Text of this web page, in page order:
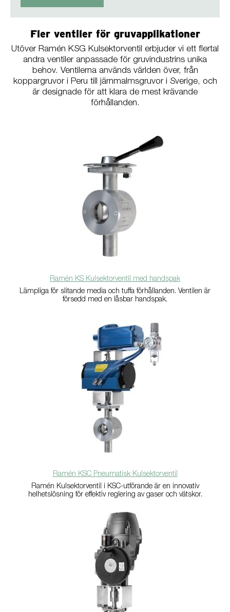
Fler ventiler för gruvapplikationer
Utöver Ramén KSG Kulsektorventil erbjuder vi ett flertal
andra ventiler anpassade för gruvindustrins unika
behov. Ventilerna används världen över, från
koppargruvor i Peru till järnmalmsgruvor i Sverige, och
är designade för att klara de mest krävande
förhållanden.
Ramén KS Kulsektorventil med handspak
Lämpliga för slitande media och tuffa förhållanden. Ventilen är
försedd med en låsbar handspak.
Ramén KSC Pneumatisk Kulsektorventil
Ramén Kulsektorventil i KSC-utförande är en innovativ
helhetslösning för effektiv reglering av gaser och vätskor.